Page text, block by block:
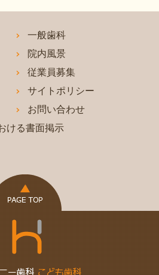
一般歯科
院内風景
従業員募集
サイトポリシー
お問い合わせ
ける書面掲示